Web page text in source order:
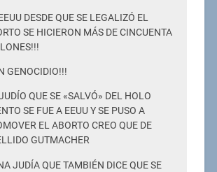
DESDE QUE SE LEGALIZÓ EL
SE HICIERON MÁS DE CINCUENTA
GENOCIDIO!!!
QUE SE «SALVÓ» DEL HOLO
SE FUE A EEUU Y SE PUSO A
EL ABORTO CREO QUE DE
GUTMACHER
JUDÍA QUE TAMBIÉN DICE QUE SE